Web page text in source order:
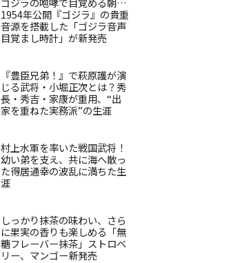
1954年公開『ゴジラ』の貴重
音源を搭載した「ゴジラ音声
目覚まし時計」が新発売
『豊臣兄弟！』で萩原護が演
じる武将・小堀正次とは？秀
長・秀吉・家康が重用、“出
家を重ねた実務派”の生涯
村上水軍を率いた戦国武将！
幼い弟を支え、共に海へ散っ
た得居通幸の波乱に満ちた生
涯
しっかり抹茶の味わい、さら
に果実の香りも楽しめる「無
糖フレーバー抹茶」ストロベ
リー、マンゴー新発売